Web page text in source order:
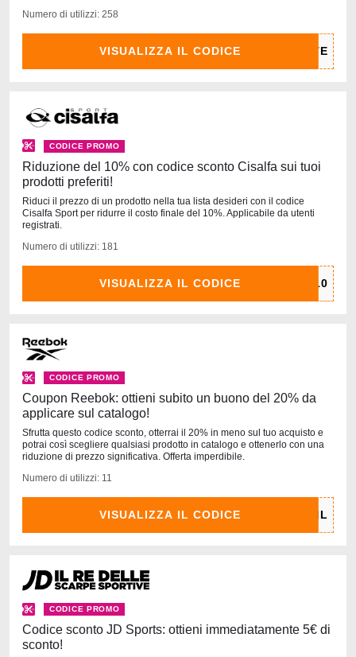
Numero di utilizzi: 258
VISUALIZZA IL CODICE
CODICE PROMO
Riduzione del 10% con codice sconto Cisalfa sui tuoi
prodotti preferiti!
Riduci il prezzo di un prodotto nella tua lista desideri con il codice
Cisalfa Sport per ridurre il costo finale del 10%. Applicabile da utenti
registrati.
Numero di utilizzi: 181
VISUALIZZA IL CODICE
CODICE PROMO
Coupon Reebok: ottieni subito un buono del 20% da
applicare sul catalogo!
Sfrutta questo codice sconto, otterrai il 20% in meno sul tuo acquisto e
potrai così scegliere qualsiasi prodotto in catalogo e ottenerlo con una
riduzione di prezzo significativa. Offerta imperdibile.
Numero di utilizzi: 11
VISUALIZZA IL CODICE
CODICE PROMO
Codice sconto JD Sports: ottieni immediatamente 5€ di
sconto!